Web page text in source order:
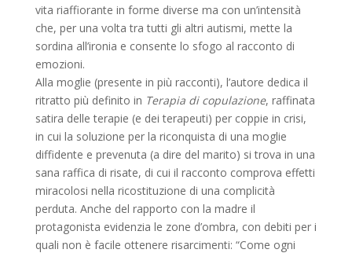
vita riaffiorante in forme diverse ma con un’intensità
che, per una volta tra tutti gli altri autismi, mette la
sordina all’ironia e consente lo sfogo al racconto di
emozioni.
Alla moglie (presente in più racconti), l’autore dedica il
ritratto più definito in Terapia di copulazione, raffinata
satira delle terapie (e dei terapeuti) per coppie in crisi,
in cui la soluzione per la riconquista di una moglie
diffidente e prevenuta (a dire del marito) si trova in una
sana raffica di risate, di cui il racconto comprova effetti
miracolosi nella ricostituzione di una complicità
perduta. Anche del rapporto con la madre il
protagonista evidenzia le zone d’ombra, con debiti per i
quali non è facile ottenere risarcimenti: “Come ogni